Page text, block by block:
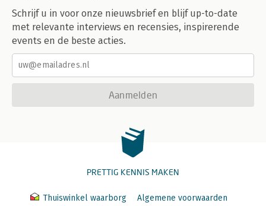
Schrijf u in voor onze nieuwsbrief en blijf up-to-date
met relevante interviews en recensies, inspirerende
events en de beste acties.
Aanmelden
PRETTIG KENNIS MAKEN
Thuiswinkel waarborg Algemene voorwaarden